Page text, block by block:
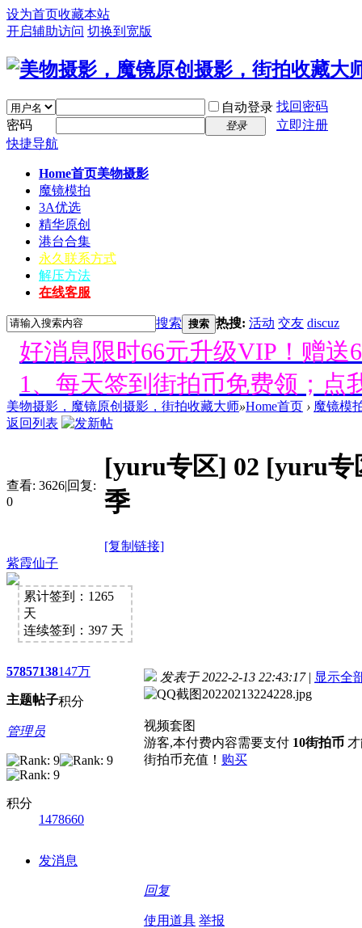
设为首页收藏本站
开启辅助访问 切换到宽版
自动登录 找回密码
密码
登录
立即注册
快捷导航
Home首页美物摄影
魔镜模拍
3A优选
精华原创
港台合集
永久联系方式
解压方法
在线客服
搜索 搜索 热搜: 活动 交友 discuz
好消息限时66元升级VIP！赠
1、每天签到街拍币免费领；点
好消息限时66元升级VIP！赠
1、每天签到街拍币免费领；点
好消息限时66元升级VIP！赠
好消息限时66元升级VIP！赠
1、每天签到街拍币免费领；点
好消息限时66元升级VIP！赠
1、每天签到街拍币免费领；点
好消息限时66元升级VIP！赠
1、每天签到街拍币免费领；点
美物摄影，魔镜原创摄影，街拍收藏大师»Home首页 › 魔镜模
返回列表
查看: 3626|回复:
0
[yuru专区] 02 [yuru
季
[复制链接]
紫霞仙子
累计签到：1265
天
连续签到：397 天
5785
主题
7138
帖子
147万
积分
管理员
积分
1478660
发消息
发表于 2022-2-13 22:43:17 | 显示全
视频套图
游客,本付费内容需要支付 10街拍币
街拍币充值！ 购买
回复
使用道具 举报